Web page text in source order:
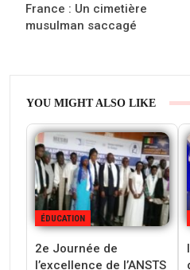
France : Un cimetière
musulman saccagé
YOU MIGHT ALSO LIKE
ÉDUCATION
2e Journée de
l’excellence de l’ANSTS